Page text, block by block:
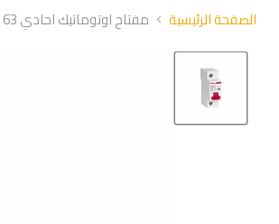
الصفحة الرئيسية مفتاح اوتوماتيك احادي 63 أمبيرسعه القطع 10 ك.أ